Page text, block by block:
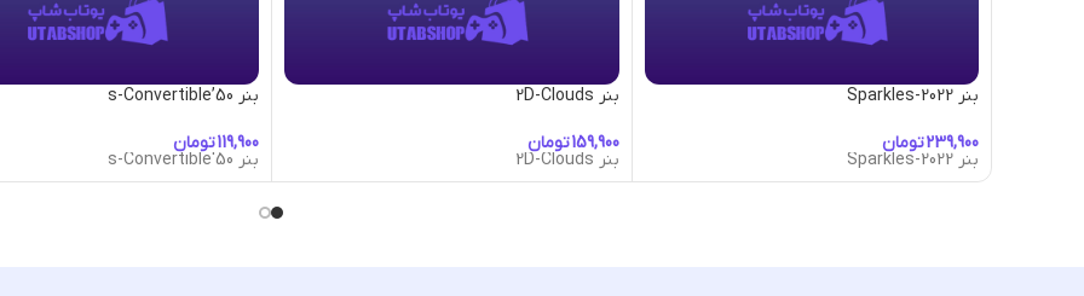
بنر 2022-Sparkles
تومان
بنر 2022-Sparkles
بنر 2D-Clouds
تومان
بنر 2D-Clouds
بنر 50’s-Convertible
تومان
بنر 50's-Convertible